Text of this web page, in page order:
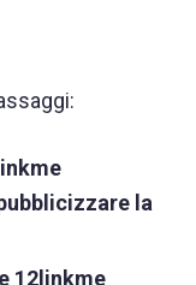
la
12linkme